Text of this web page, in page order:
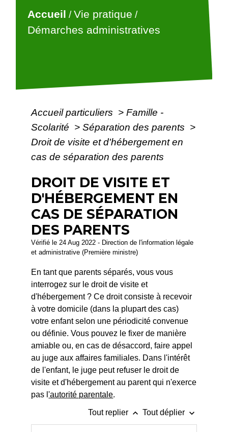
Accueil /Vie pratique /
Démarches administratives
Accueil particuliers > Famille -
Scolarité > Séparation des parents >
Droit de visite et d'hébergement en
cas de séparation des parents
DROIT DE VISITE ET
D'HÉBERGEMENT EN
CAS DE SÉPARATION
DES PARENTS
Vérifié le 24 Aug 2022 - Direction de l'information légale
et administrative (Première ministre)
En tant que parents séparés, vous vous
interrogez sur le droit de visite et
d'hébergement ? Ce droit consiste à recevoir
à votre domicile (dans la plupart des cas)
votre enfant selon une périodicité convenue
ou définie. Vous pouvez le fixer de manière
amiable ou, en cas de désaccord, faire appel
au juge aux affaires familiales. Dans l'intérêt
de l'enfant, le juge peut refuser le droit de
visite et d'hébergement au parent qui n'exerce
pas l'autorité parentale.
Tout replier keyboard_arrow_up Tout déplier keyboard_arrow_down